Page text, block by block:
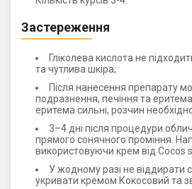
Застереження
Гліколева кислота не
та чутлива шкіра;
Після нанесення препарату
подразнення, печіння та
еритема сильні, розчин
3–4 дні після процедури
прямого сонячного проміння.
використовуючи крем від Cocos
У жодному разі не віддирати
укривати кремом Кокосовий та